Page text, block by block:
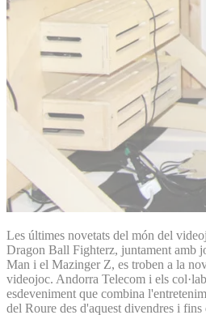
Les últimes novetats del món del
Dragon Ball Fighterz, juntament amb
Man i el Mazinger Z, es troben a la
videojoc. Andorra Telecom i els
esdeveniment que combina
del Roure des d'aquest divendres i